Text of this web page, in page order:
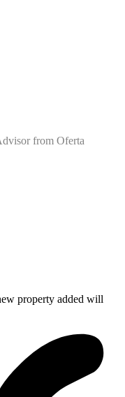
from Oferta
property added will